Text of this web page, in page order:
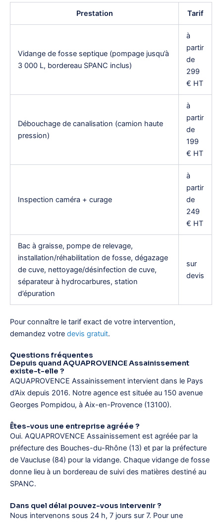
Prestation Tarif
Vidange de fosse septique (pompage jusqu’à
3 000 L, bordereau SPANC inclus)
à
partir
de
299
€ HT
Débouchage de canalisation (camion haute
pression)
à
partir
de
199
€ HT
Inspection caméra + curage
à
partir
de
249
€ HT
Bac à graisse, pompe de relevage,
installation/réhabilitation de fosse, dégazage
de cuve, nettoyage/désinfection de cuve,
séparateur à hydrocarbures, station
d’épuration
sur
devis
Pour connaître le tarif exact de votre intervention,
demandez votre devis gratuit.
Questions fréquentes
Depuis quand AQUAPROVENCE Assainissement
existe-t-elle ?
AQUAPROVENCE Assainissement intervient dans le Pays
d’Aix depuis 2016. Notre agence est située au 150 avenue
Georges Pompidou, à Aix-en-Provence (13100).
Êtes-vous une entreprise agréée ?
Oui. AQUAPROVENCE Assainissement est agréée par la
préfecture des Bouches-du-Rhône (13) et par la préfecture
de Vaucluse (84) pour la vidange. Chaque vidange de fosse
donne lieu à un bordereau de suivi des matières destiné au
SPANC.
Dans quel délai pouvez-vous intervenir ?
Nous intervenons sous 24 h, 7 jours sur 7. Pour une